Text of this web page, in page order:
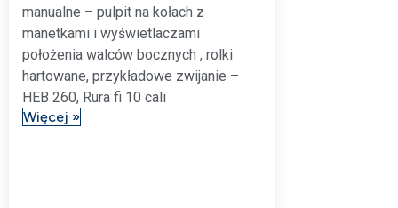
manualne – pulpit na kołach z
manetkami i wyświetlaczami
położenia walców bocznych , rolki
hartowane, przykładowe zwijanie –
HEB 260, Rura fi 10 cali
Więcej »